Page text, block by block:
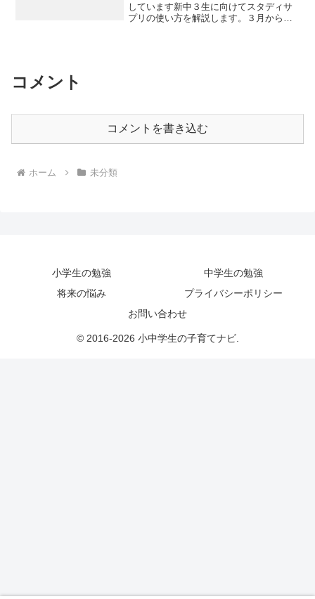
しています新中３生に向けてスタディサ
プリの使い方を解説します。３月から春
コメント
コメントを書き込む
ホーム 未分類
小学生の勉強
中学生の勉強
将来の悩み
プライバシーポリシー
お問い合わせ
© 2016-2026 小中学生の子育てナビ.